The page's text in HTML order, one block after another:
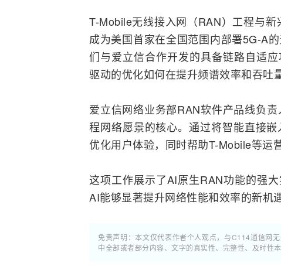
T-Mobile无线接入网（RAN）工程与
成为美国首家在全国范围内部署5G-A的
们与爱立信合作开发的具备链路自适
驱动的优化如何在提升频谱效率和吞吐
爱立信网络业务部RAN软件产品线负
程网络愿景的核心。通过将智能直接
优化用户体验，同时帮助T-Mobile等运
这项工作展示了AI原生RAN功能的强
AI能够显著提升网络性能和效率的新机
免责声明：本文仅代表作者个人观点，与C114通信网
中全部或者部分内容、文字的真实性、完整性、及时性